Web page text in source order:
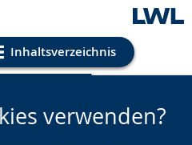
Inhaltsverzeichnis
verwenden?